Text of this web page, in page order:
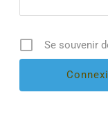
Se souvenir